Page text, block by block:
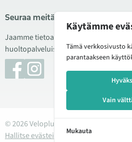
Seuraa meitä sosiaalisessa
Jaamme tietoa hyvistä tarjouksista,
huoltopalveluista. Joskus
© 2026 Veloplus OÜ. Kaikki oikeudet
Hallitse evästeitä
Käytämme
Tämä verkkosivusto
parantaakseen
Vain
Mukauta